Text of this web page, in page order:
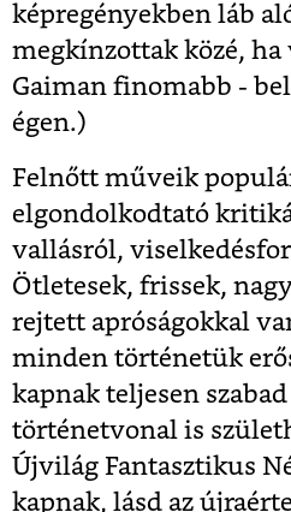
képregényekben láb
megkínzottak közé,
Gaiman finomabb -
égen.)
Felnőtt műveik
elgondolkodtató
vallásról,
Ötletesek, frissek,
rejtett apróságokkal
minden történetük
kapnak teljesen
történetvonal is
Újvilág Fantasztikus
kapnak, lásd az